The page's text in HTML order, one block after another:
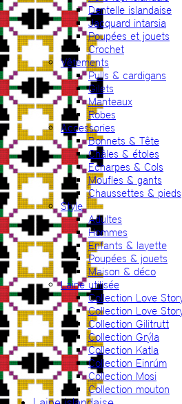
Dentelle islandaise
Jacquard intarsia
Poupées et jouets
Crochet
Vêtements
Pulls & cardigans
Gilets
Manteaux
Robes
Accessories
Bonnets & Tête
Châles & étoles
Echarpes & Cols
Moufles & gants
Chaussettes & pieds
Style
Adultes
Hommes
Enfants & layette
Poupées & jouets
Maison & déco
Laine utilisée
Collection Love
Collection Love
Collection Gilitrutt
Collection Grýla
Collection Katla
Collection Einrúm
Collection Mosi
Collection mouton